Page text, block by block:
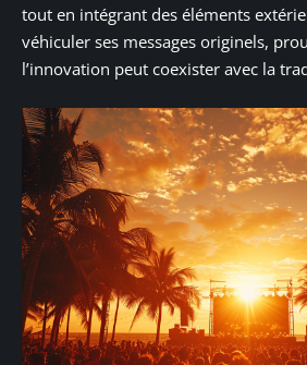
tout en intégrant des éléments
véhiculer ses messages originels,
l’innovation peut coexister avec la